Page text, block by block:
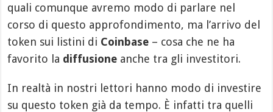
quali comunque avremo modo di parlare nel
corso di questo approfondimento, ma l’arrivo del
token sui listini di Coinbase – cosa che ne ha
favorito la diffusione anche tra gli investitori.
In realtà in nostri lettori hanno modo di investire
su questo token già da tempo. È infatti tra quelli